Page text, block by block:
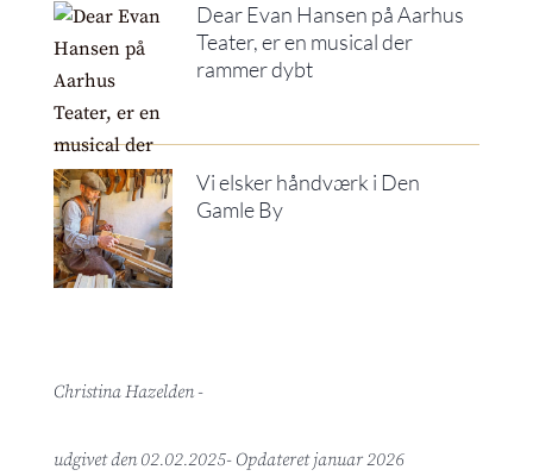
Dear Evan Hansen på Aarhus
Teater, er en musical der
rammer dybt
Vi elsker håndværk i Den
Gamle By
Christina Hazelden -
udgivet den 02.02.2025- Opdateret januar 2026